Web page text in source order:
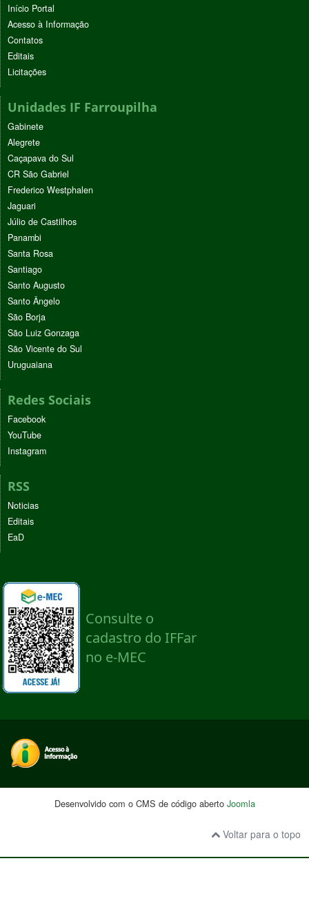
Início Portal
Acesso à Informação
Contatos
Editais
Licitações
Unidades IF Farroupilha
Gabinete
Alegrete
Caçapava do Sul
CR São Gabriel
Frederico Westphalen
Jaguari
Júlio de Castilhos
Panambi
Santa Rosa
Santiago
Santo Augusto
Santo Ângelo
São Borja
São Luiz Gonzaga
São Vicente do Sul
Uruguaiana
Redes Sociais
Facebook
YouTube
Instagram
RSS
Noticias
Editais
EaD
Desenvolvido com o CMS de código aberto Joomla
Voltar para o topo